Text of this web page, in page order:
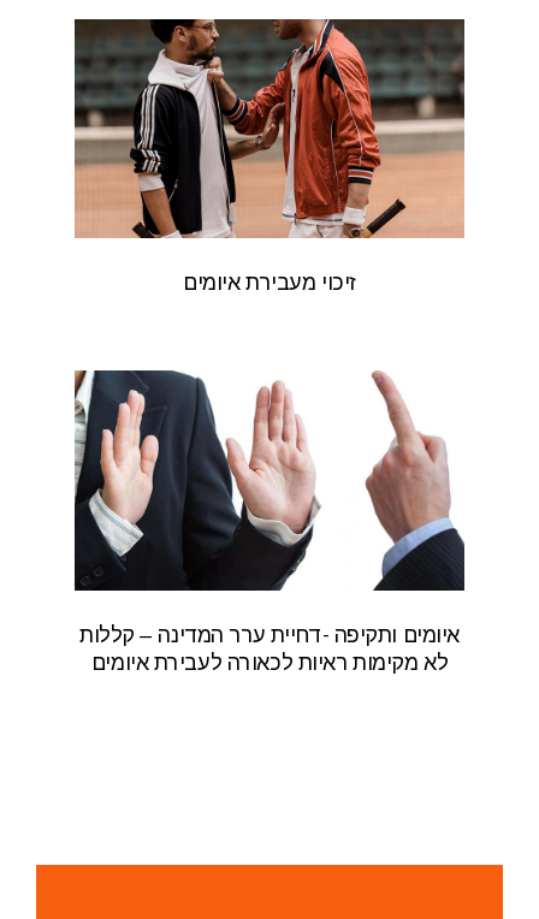
זיכוי מעבירת איומים
איומים ותקיפה -דחיית ערר המדינה – קללות
לא מקימות ראיות לכאורה לעבירת איומים